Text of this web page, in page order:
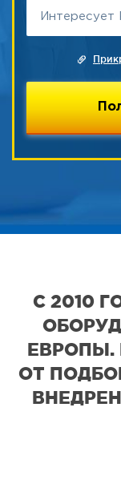
С 2010
ЕВРОПЫ.
ОТ